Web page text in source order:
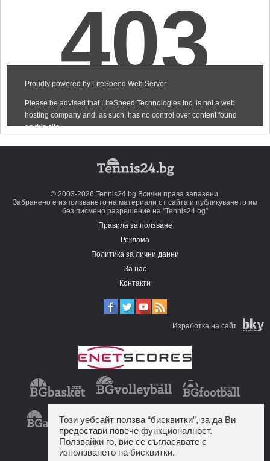
© 2003-2026 Tennis24.bg Всички права запазени.
Забранено е използването на материали от сайта и публикуването им
без писмено разрешение на "Tennis24.bg"
Правила за ползване
Реклама
Политика за лични данни
За нас
Контакти
Изработка на сайт
Този уебсайт ползва “бисквитки”, за да Ви
предостави повече функционалност.
Ползвайки го, вие се съгласявате с
използването на бисквитки.